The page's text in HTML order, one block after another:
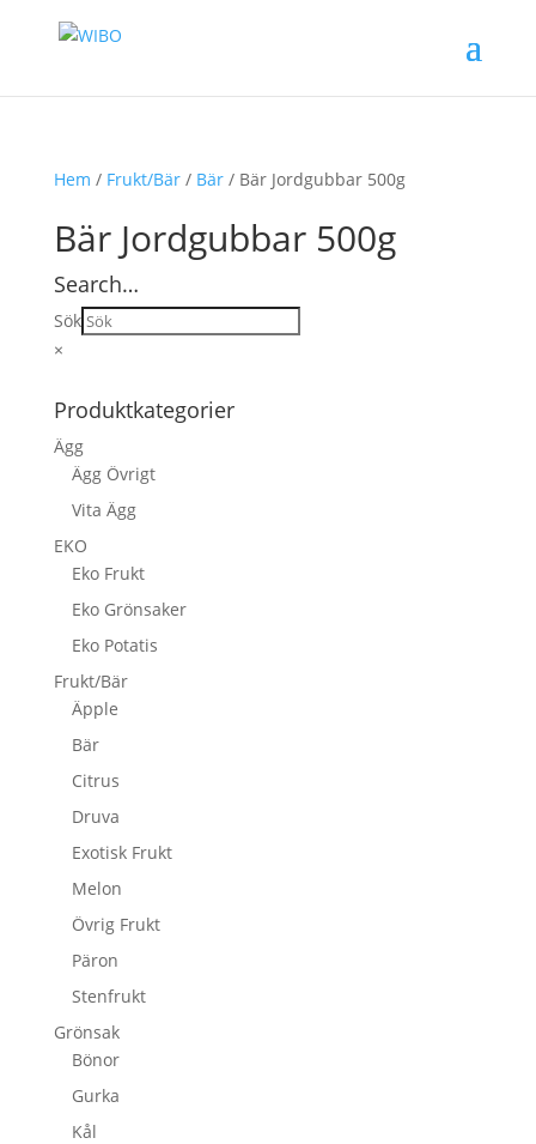
Hem / Frukt/Bär/ Bär/ Bär Jordgubbar 500g
Bär Jordgubbar 500g
Search…
Sök
×
Produktkategorier
Ägg
Ägg Övrigt
Vita Ägg
EKO
Eko Frukt
Eko Grönsaker
Eko Potatis
Frukt/Bär
Äpple
Bär
Citrus
Druva
Exotisk Frukt
Melon
Övrig Frukt
Päron
Stenfrukt
Grönsak
Bönor
Gurka
Kål